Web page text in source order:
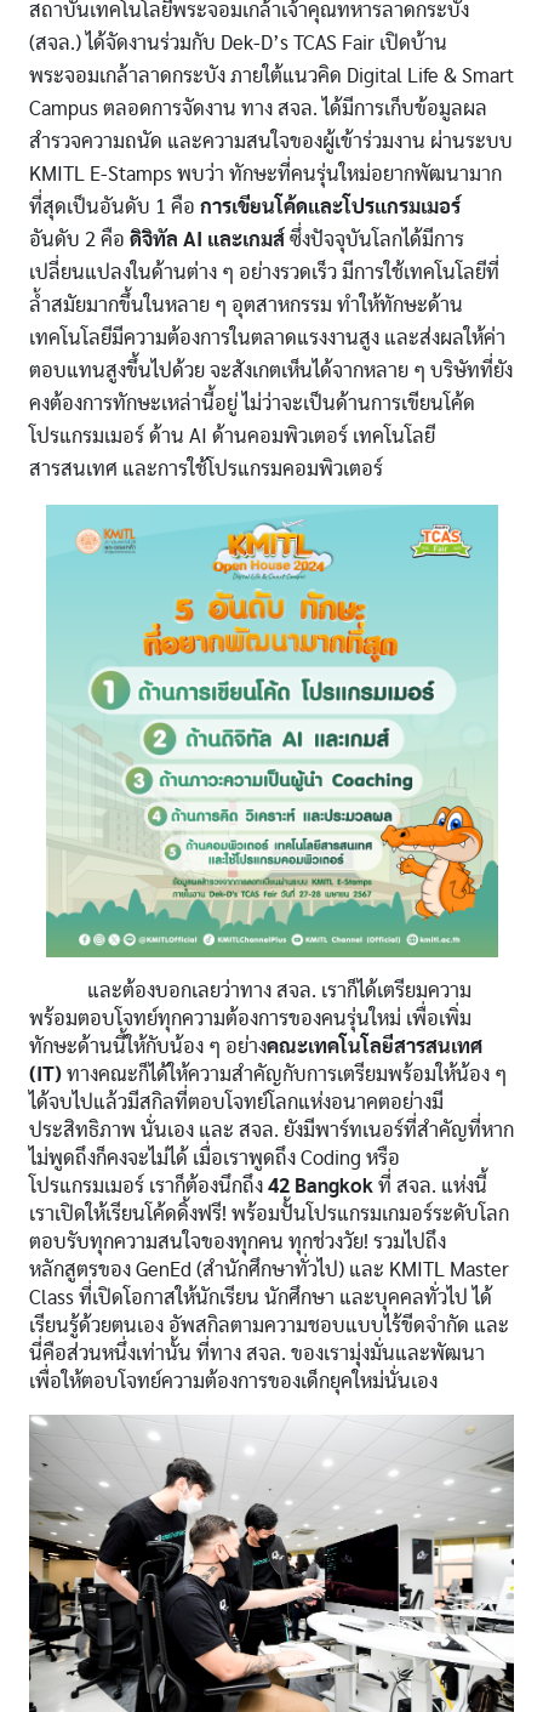
สถาบันเทคโนโลยีพระจอมเกล้าเจ้าคุณทหารลาดกระบัง
(สจล.) ได้จัดงานร่วมกับ Dek-D’s TCAS Fair เปิดบ้าน
พระจอมเกล้าลาดกระบัง ภายใต้แนวคิด Digital Life & Smart
Campus ตลอดการจัดงาน ทาง สจล. ได้มีการเก็บข้อมูลผล
สำรวจความถนัด และความสนใจของผู้เข้าร่วมงาน ผ่านระบบ
KMITL E-Stamps พบว่า ทักษะที่คนรุ่นใหม่อยากพัฒนามาก
ที่สุดเป็นอันดับ 1 คือ การเขียนโค้ดและโปรแกรมเมอร์
อันดับ 2 คือ ดิจิทัล AI และเกมส์ ซึ่งปัจจุบันโลกได้มีการ
เปลี่ยนแปลงในด้านต่าง ๆ อย่างรวดเร็ว มีการใช้เทคโนโลยีที่
ล้ำสมัยมากขึ้นในหลาย ๆ อุตสาหกรรม ทำให้ทักษะด้าน
เทคโนโลยีมีความต้องการในตลาดแรงงานสูง และส่งผลให้ค่า
ตอบแทนสูงขึ้นไปด้วย จะสังเกตเห็นได้จากหลาย ๆ บริษัทที่ยัง
คงต้องการทักษะเหล่านี้อยู่ ไม่ว่าจะเป็นด้านการเขียนโค้ด
โปรแกรมเมอร์ ด้าน AI ด้านคอมพิวเตอร์ เทคโนโลยี
สารสนเทศ และการใช้โปรแกรมคอมพิวเตอร์
และต้องบอกเลยว่าทาง สจล. เราก็ได้เตรียมความ
พร้อมตอบโจทย์ทุกความต้องการของคนรุ่นใหม่ เพื่อเพิ่ม
ทักษะด้านนี้ให้กับน้อง ๆ อย่างคณะเทคโนโลยีสารสนเทศ
(IT) ทางคณะก็ได้ให้ความสำคัญกับการเตรียมพร้อมให้น้อง ๆ
ได้จบไปแล้วมีสกิลที่ตอบโจทย์โลกแห่งอนาคตอย่างมี
ประสิทธิภาพ นั่นเอง และ สจล. ยังมีพาร์ทเนอร์ที่สำคัญที่หาก
ไม่พูดถึงก็คงจะไม่ได้ เมื่อเราพูดถึง Coding หรือ
โปรแกรมเมอร์ เราก็ต้องนึกถึง 42 Bangkok ที่ สจล. แห่งนี้
เราเปิดให้เรียนโค้ดดิ้งฟรี! พร้อมปั้นโปรแกรมเกมอร์ระดับโลก
ตอบรับทุกความสนใจของทุกคน ทุกช่วงวัย! รวมไปถึง
หลักสูตรของ GenEd (สำนักศึกษาทั่วไป) และ KMITL Master
Class ที่เปิดโอกาสให้นักเรียน นักศึกษา และบุคคลทั่วไป ได้
เรียนรู้ด้วยตนเอง อัพสกิลตามความชอบแบบไร้ขีดจำกัด และ
นี่คือส่วนหนึ่งเท่านั้น ที่ทาง สจล. ของเรามุ่งมั่นและพัฒนา
เพื่อให้ตอบโจทย์ความต้องการของเด็กยุคใหม่นั่นเอง